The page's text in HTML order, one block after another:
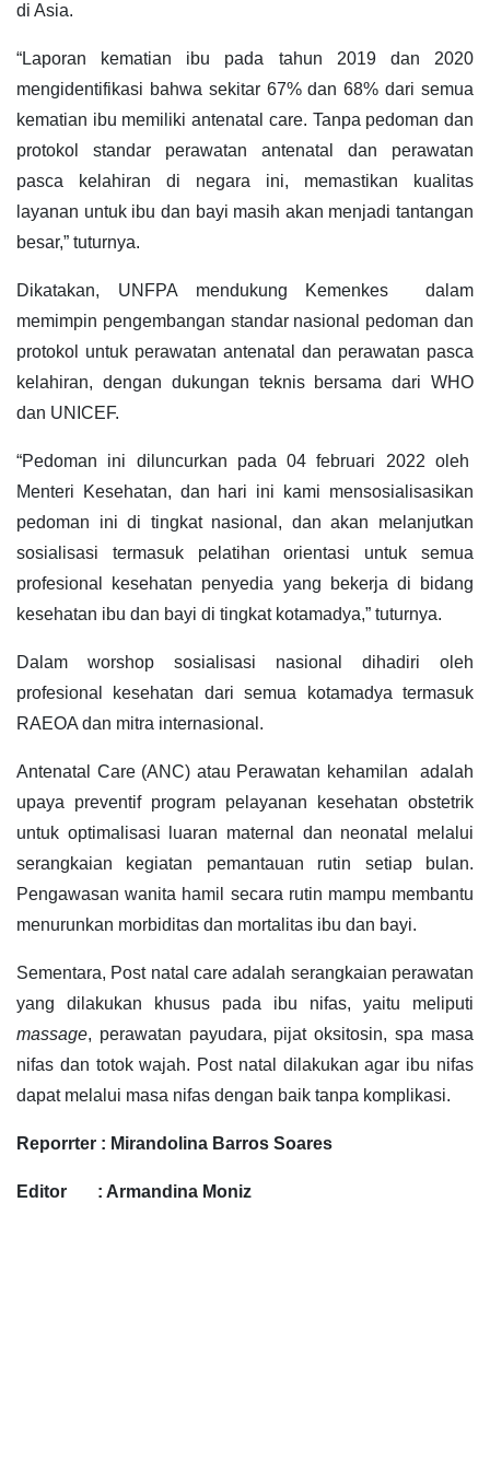
di Asia.
“Laporan kematian ibu pada tahun 2019 dan 2020
mengidentifikasi bahwa sekitar 67% dan 68% dari semua
kematian ibu memiliki antenatal care. Tanpa pedoman dan
protokol standar perawatan antenatal dan perawatan
pasca kelahiran di negara ini, memastikan kualitas
layanan untuk ibu dan bayi masih akan menjadi tantangan
besar,” tuturnya.
Dikatakan, UNFPA mendukung Kemenkes dalam
memimpin pengembangan standar nasional pedoman dan
protokol untuk perawatan antenatal dan perawatan pasca
kelahiran, dengan dukungan teknis bersama dari WHO
dan UNICEF.
“Pedoman ini diluncurkan pada 04 februari 2022 oleh
Menteri Kesehatan, dan hari ini kami mensosialisasikan
pedoman ini di tingkat nasional, dan akan melanjutkan
sosialisasi termasuk pelatihan orientasi untuk semua
profesional kesehatan penyedia yang bekerja di bidang
kesehatan ibu dan bayi di tingkat kotamadya,” tuturnya.
Dalam worshop sosialisasi nasional dihadiri oleh
profesional kesehatan dari semua kotamadya termasuk
RAEOA dan mitra internasional.
Antenatal Care (ANC) atau Perawatan kehamilan adalah
upaya preventif program pelayanan kesehatan obstetrik
untuk optimalisasi luaran maternal dan neonatal melalui
serangkaian kegiatan pemantauan rutin setiap bulan.
Pengawasan wanita hamil secara rutin mampu membantu
menurunkan morbiditas dan mortalitas ibu dan bayi.
Sementara, Post natal care adalah serangkaian perawatan
yang dilakukan khusus pada ibu nifas, yaitu meliputi
massage, perawatan payudara, pijat oksitosin, spa masa
nifas dan totok wajah. Post natal dilakukan agar ibu nifas
dapat melalui masa nifas dengan baik tanpa komplikasi.
Reporrter : Mirandolina Barros Soares
Editor : Armandina Moniz